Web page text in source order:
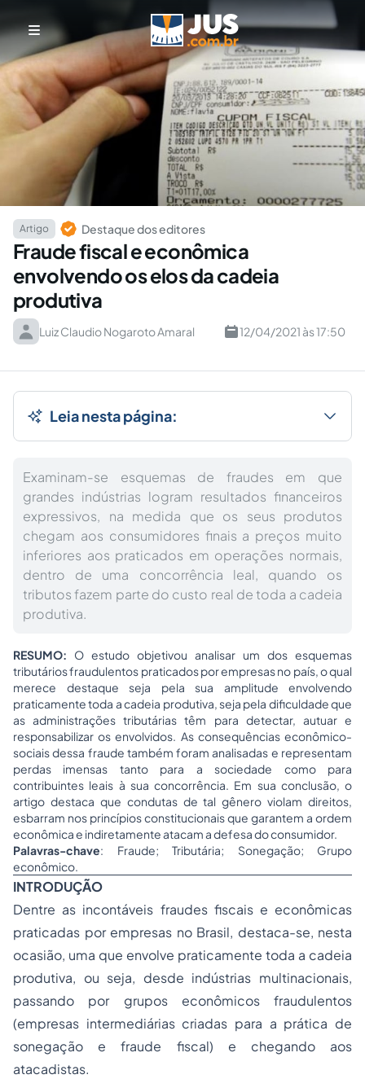
Artigo Destaque dos editores
Fraude fiscal e econômica
envolvendo os elos da cadeia
produtiva
Luiz Claudio Nogaroto Amaral 12/04/2021 às 17:50
Leia nesta página:
Examinam-se esquemas de fraudes em que
grandes indústrias logram resultados financeiros
expressivos, na medida que os seus produtos
chegam aos consumidores finais a preços muito
inferiores aos praticados em operações normais,
dentro de uma concorrência leal, quando os
tributos fazem parte do custo real de toda a cadeia
produtiva.
RESUMO: O estudo objetivou analisar um dos esquemas
tributários fraudulentos praticados por empresas no país, o qual
merece destaque seja pela sua amplitude envolvendo
praticamente toda a cadeia produtiva, seja pela dificuldade que
as administrações tributárias têm para detectar, autuar e
responsabilizar os envolvidos. As consequências econômico-
sociais dessa fraude também foram analisadas e representam
perdas imensas tanto para a sociedade como para
contribuintes leais à sua concorrência. Em sua conclusão, o
artigo destaca que condutas de tal gênero violam direitos,
esbarram nos princípios constitucionais que garantem a ordem
econômica e indiretamente atacam a defesa do consumidor.
Palavras-chave: Fraude; Tributária; Sonegação; Grupo
econômico.
INTRODUÇÃO
Dentre as incontáveis fraudes fiscais e econômicas
praticadas por empresas no Brasil, destaca-se, nesta
ocasião, uma que envolve praticamente toda a cadeia
produtiva, ou seja, desde indústrias multinacionais,
passando por grupos econômicos fraudulentos
(empresas intermediárias criadas para a prática de
sonegação e fraude fiscal) e chegando aos
atacadistas.